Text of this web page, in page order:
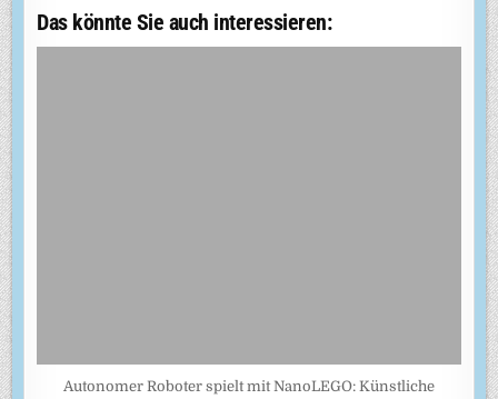
Das könnte Sie auch interessieren:
Autonomer Roboter spielt mit NanoLEGO: Künstliche